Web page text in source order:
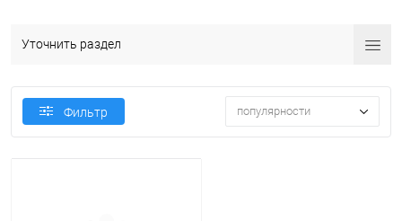
Уточнить раздел
Фильтр популярности